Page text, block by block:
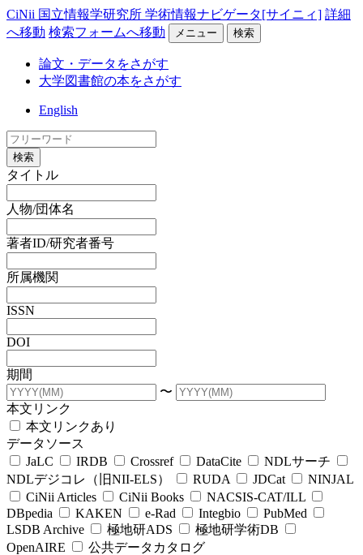
CiNii 国立情報学研究所 学術情報ナビゲータ[サイニィ] 詳細
へ移動 検索フォームへ移動 メニュー 検索
論文・データをさがす
大学図書館の本をさがす
English
検索
タイトル
人物/団体名
著者ID/研究者番号
所属機関
ISSN
DOI
期間
〜
本文リンク
本文リンクあり
データソース
JaLC
IRDB Crossref DataCite
NDLサーチ
NDLデジコレ（旧NII-ELS）
RUDA JDCat
NINJAL
CiNii Articles
CiNii Books
NACSIS-CAT/ILL
DBpedia
KAKEN e-Rad Integbio
PubMed
LSDB Archive
極地研ADS
極地研学術DB
OpenAIRE
公共データカタログ